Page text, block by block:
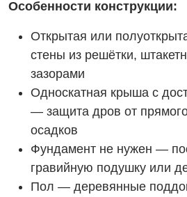
Особенности конструкции:
Открытая или
стены из решётки,
зазорами
Односкатная крыша с
— защита дров от
осадков
Фундамент не нужен —
гравийную подушку или
Пол — деревянные